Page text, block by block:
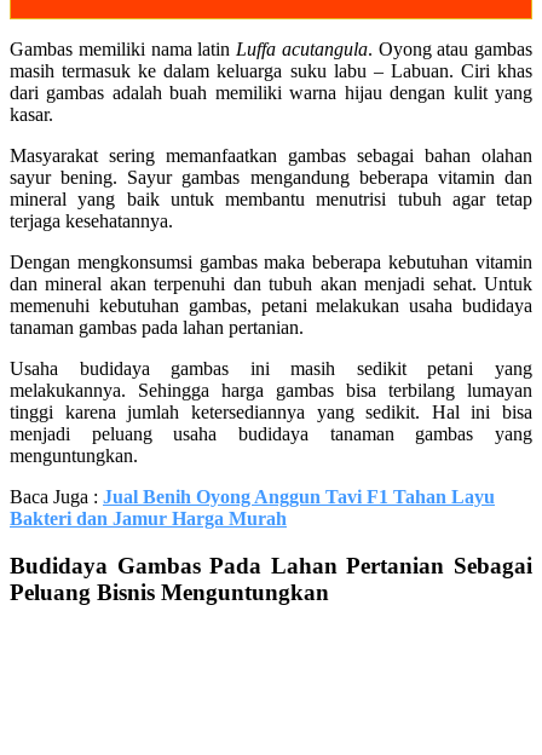
Gambas memiliki nama latin Luffa acutangula. Oyong atau gambas
masih termasuk ke dalam keluarga suku labu – Labuan. Ciri khas
dari gambas adalah buah memiliki warna hijau dengan kulit yang
kasar.
Masyarakat sering memanfaatkan gambas sebagai bahan olahan
sayur bening. Sayur gambas mengandung beberapa vitamin dan
mineral yang baik untuk membantu menutrisi tubuh agar tetap
terjaga kesehatannya.
Dengan mengkonsumsi gambas maka beberapa kebutuhan vitamin
dan mineral akan terpenuhi dan tubuh akan menjadi sehat. Untuk
memenuhi kebutuhan gambas, petani melakukan usaha budidaya
tanaman gambas pada lahan pertanian.
Usaha budidaya gambas ini masih sedikit petani yang
melakukannya. Sehingga harga gambas bisa terbilang lumayan
tinggi karena jumlah ketersediannya yang sedikit. Hal ini bisa
menjadi peluang usaha budidaya tanaman gambas yang
menguntungkan.
Baca Juga : Jual Benih Oyong Anggun Tavi F1 Tahan Layu
Bakteri dan Jamur Harga Murah
Budidaya Gambas Pada Lahan Pertanian Sebagai
Peluang Bisnis Menguntungkan